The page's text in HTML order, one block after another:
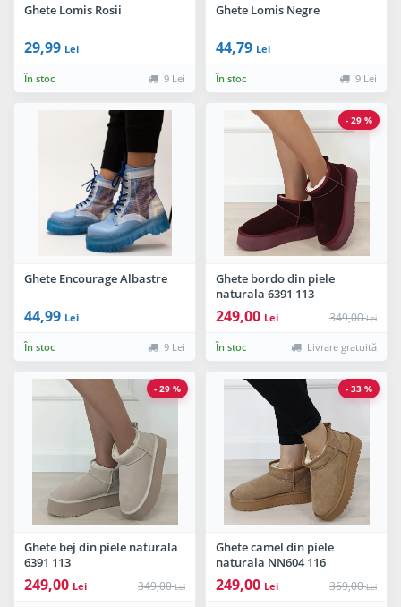
Ghete Lomis Rosii
29,99 Lei
În stoc 9 Lei
Ghete Lomis Negre
44,79 Lei
În stoc 9 Lei
Ghete Encourage Albastre
44,99 Lei
În stoc 9 Lei
Ghete bordo din piele
naturala 6391 113
249,00 Lei 349,00Lei
În stoc Livrare gratuită
- 29 %
Ghete bej din piele naturala
6391 113
249,00 Lei 349,00Lei
- 29 %
Ghete camel din piele
naturala NN604 116
249,00 Lei 369,00Lei
- 33 %